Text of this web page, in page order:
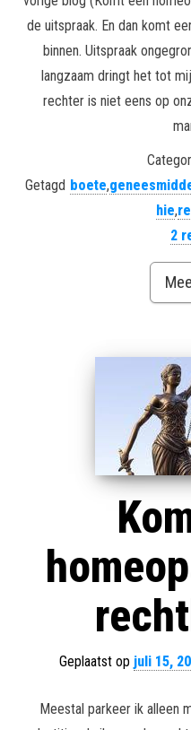
de uitspraak. En dan komt
binnen. Uitspraak
langzaam dringt het tot
rechter is niet eens op
Getagd boete,
hie,
2
Geplaatst op juli 15,
Meestal parkeer ik alleen